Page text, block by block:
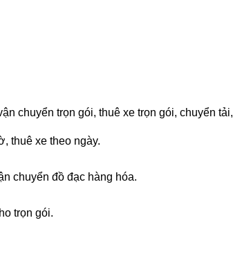
chuyển trọn gói, thuê xe trọn gói, chuyển tải,
thuê xe theo ngày.
chuyển đồ đạc hàng hóa.
trọn gói.